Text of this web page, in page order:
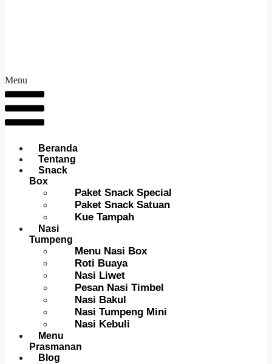
Menu
Beranda
Tentang
Snack
Box
Paket Snack Special
Paket Snack Satuan
Kue Tampah
Nasi
Tumpeng
Menu Nasi Box
Roti Buaya
Nasi Liwet
Pesan Nasi Timbel
Nasi Bakul
Nasi Tumpeng Mini
Nasi Kebuli
Menu
Prasmanan
Blog